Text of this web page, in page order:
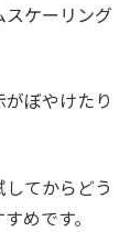
ケーリング
ぼやけたり
てからどう
めです。